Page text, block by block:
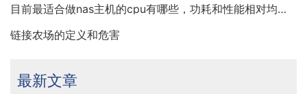
目前最适合做nas主机的cpu有哪些，功耗和性能相对均衡的
链接农场的定义和危害
最新文章